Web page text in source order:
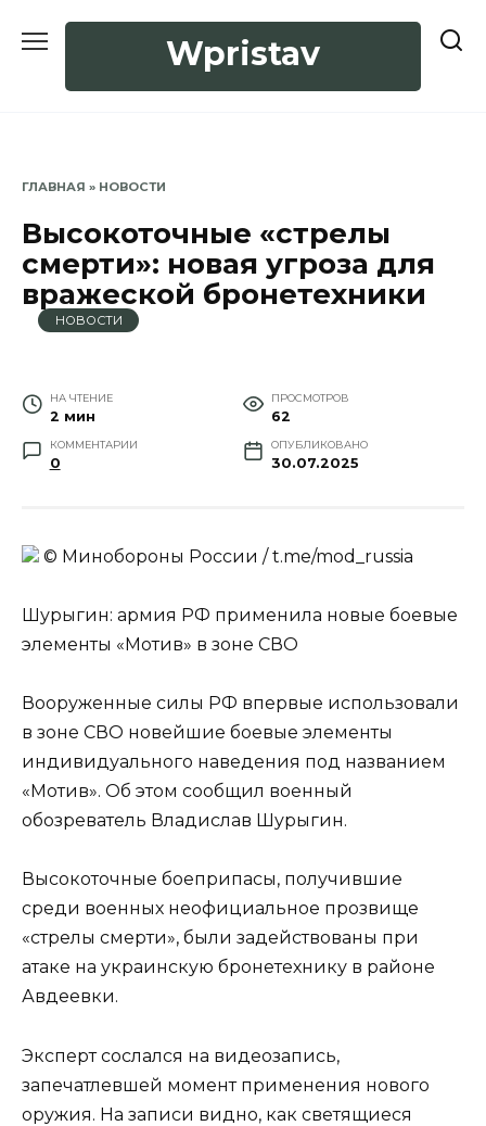
Wpristav
ГЛАВНАЯ » НОВОСТИ
Высокоточные «стрелы
смерти»: новая угроза для
вражеской бронетехники
НОВОСТИ
НА ЧТЕНИЕ
2 мин
ПРОСМОТРОВ
62
КОММЕНТАРИИ
0
ОПУБЛИКОВАНО
30.07.2025
© Минобороны России / t.me/mod_russia
Шурыгин: армия РФ применила новые боевые
элементы «Мотив» в зоне СВО
Вооруженные силы РФ впервые использовали
в зоне СВО новейшие боевые элементы
индивидуального наведения под названием
«Мотив». Об этом сообщил военный
обозреватель Владислав Шурыгин.
Высокоточные боеприпасы, получившие
среди военных неофициальное прозвище
«стрелы смерти», были задействованы при
атаке на украинскую бронетехнику в районе
Авдеевки.
Эксперт сослался на видеозапись,
запечатлевшей момент применения нового
оружия. На записи видно, как светящиеся